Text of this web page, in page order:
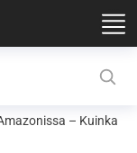
– Kuinka